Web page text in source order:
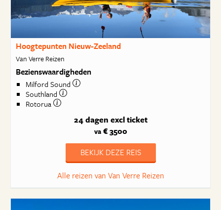
Hoogtepunten Nieuw-Zeeland
Van Verre Reizen
Bezienswaardigheden
Milford Sound
Southland
Rotorua
24 dagen excl ticket
va€ 3500
BEKIJK DEZE REIS
Alle reizen van Van Verre Reizen